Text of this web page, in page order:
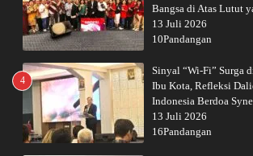
Bangsa di Atas Lutut
13 Juli 2026
10Pandangan
4
Sinyal “Wi-Fi” Surga
Ibu Kota, Refleksi
Indonesia Berdoa
13 Juli 2026
16Pandangan